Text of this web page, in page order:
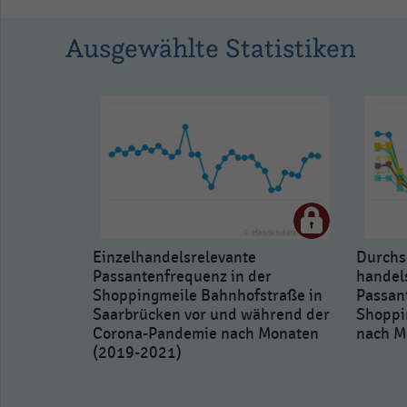
Ausgewählte Statistiken
Einzelhandelsrelevante
Passantenfrequenz in der
Shoppingmeile Bahnhofstraße in
Saarbrücken vor und während der
Corona-Pandemie nach Monaten
(2019-2021)
nach